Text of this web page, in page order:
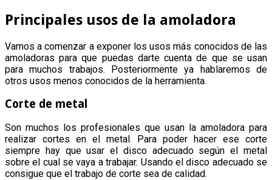
Principales usos de la amoladora
Vamos a comenzar a exponer los usos más conocidos de las
amoladoras para que puedas darte cuenta de que se usan
para muchos trabajos. Posteriormente ya hablaremos de
otros usos menos conocidos de la herramienta.
Corte de metal
Son muchos los profesionales que usan la amoladora para
realizar cortes en el metal. Para poder hacer ese corte
siempre hay que usar el disco adecuado según el metal
sobre el cual se vaya a trabajar. Usando el disco adecuado se
consigue que el trabajo de corte sea de calidad.